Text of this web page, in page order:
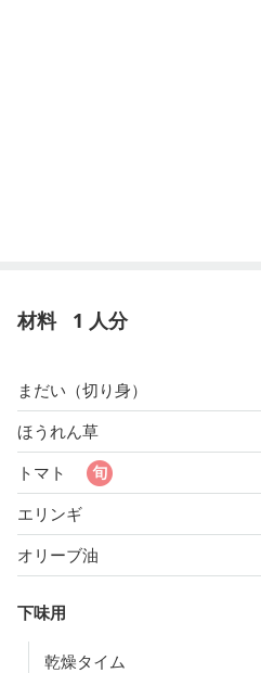
材料 1 人分
まだい（切り身）
ほうれん草
トマト
エリンギ
オリーブ油
下味用
乾燥タイム